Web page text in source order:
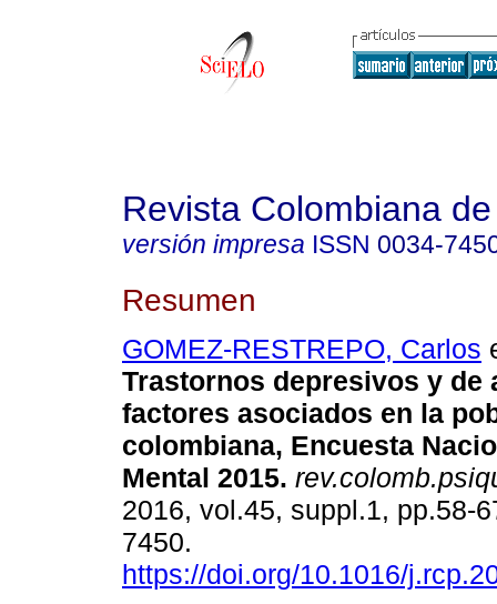
Revista Colombiana
versión impresa ISSN 0034-
Resumen
GOMEZ-RESTREPO, Carlos
Trastornos depresivos y de
factores asociados en la
colombiana, Encuesta
Mental 2015.
2016, vol.45, suppl.1, pp.58-
7450.
https://doi.org/10.1016/